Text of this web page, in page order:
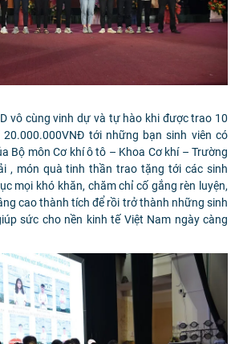
vô cùng vinh dự và tự hào khi được trao 10
tới những bạn sinh viên có
Bộ môn Cơ khí ô tô – Khoa Cơ khí – Trường
, món quà tinh thần trao tặng tới các sinh
mọi khó khăn, chăm chỉ cố gắng rèn luyện,
cao thành tích để rồi trở thành những sinh
sức cho nền kinh tế Việt Nam ngày càng